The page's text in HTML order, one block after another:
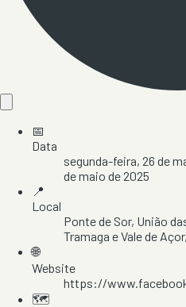
📅
Data
segunda-feira, 26 de
de maio de 2025
📍
Local
Ponte de Sor, União
Tramaga e Vale de Açor
🌐
Website
https://
🗺️